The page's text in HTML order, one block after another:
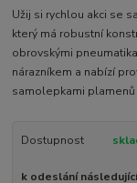
Užij si rychlou akci se
který má robustní
obrovskými
nárazníkem a nabízí
samolepkami plamenů
Dostupnost
k odeslání